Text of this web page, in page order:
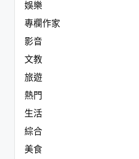
娛樂
專欄作家
影音
文教
旅遊
熱門
生活
綜合
美食